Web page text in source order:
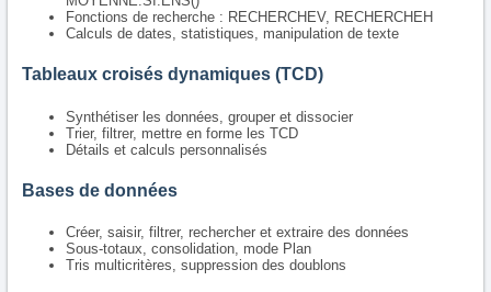
Fonctions de recherche : RECHERCHEV, RECHERCHEH
Calculs de dates, statistiques, manipulation de texte
Tableaux croisés dynamiques (TCD)
Synthétiser les données, grouper et dissocier
Trier, filtrer, mettre en forme les TCD
Détails et calculs personnalisés
Bases de données
Créer, saisir, filtrer, rechercher et extraire des données
Sous-totaux, consolidation, mode Plan
Tris multicritères, suppression des doublons